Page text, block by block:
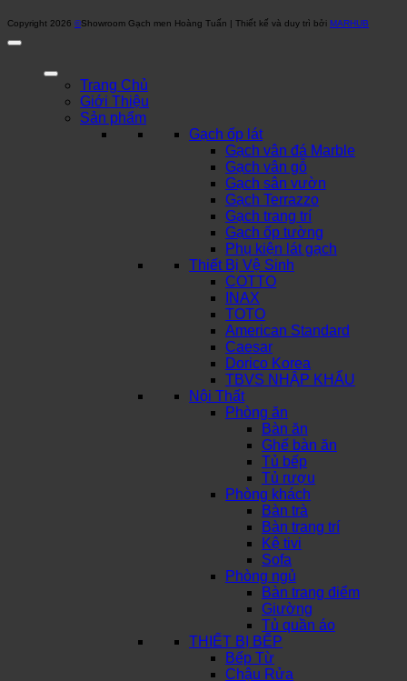
Copyright 2026 ©Showroom Gạch men Hoàng Tuấn | Thiết kế và duy trì bởi MARHUB
Trang Chủ
Giới Thiệu
Sản phẩm
Gạch ốp lát
Gạch vân đá Marble
Gạch vân gỗ
Gạch sân vườn
Gạch Terrazzo
Gạch trang trí
Gạch ốp tường
Phụ kiện lát gạch
Thiết Bị Vệ Sinh
COTTO
INAX
TOTO
American Standard
Caesar
Dorico Korea
TBVS NHẬP KHẨU
Nội Thất
Phòng ăn
Bàn ăn
Ghế bàn ăn
Tủ bếp
Tủ rượu
Phòng khách
Bàn trà
Bàn trang trí
Kệ tivi
Sofa
Phòng ngủ
Bàn trang điểm
Giường
Tủ quần áo
THIẾT BỊ BẾP
Bếp Từ
Chậu Rửa